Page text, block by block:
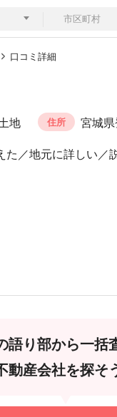
口コミ詳細
地 住所 宮城
／地元に詳しい
語り部から一括
動産会社を探そ